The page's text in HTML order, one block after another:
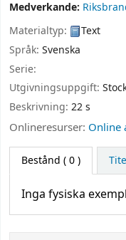
Medverkande:
Materialtyp:
Text
Språk: Svenska
Serie:
Utgivningsuppgift:
Beskrivning: 22 s
Onlineresurser: Online
Bestånd ( 0 )
Inga fysiska